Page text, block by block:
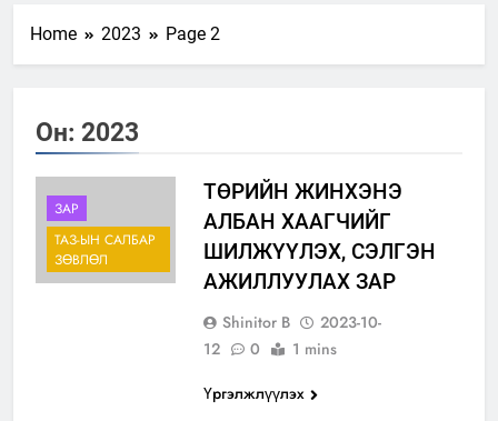
Home 2023 Page 2
Он: 2023
ЗАР
ТАЗ-ЫН САЛБАР
ЗӨВЛӨЛ
ТӨРИЙН ЖИНХЭНЭ
АЛБАН ХААГЧИЙГ
ШИЛЖҮҮЛЭХ, СЭЛГЭН
АЖИЛЛУУЛАХ ЗАР
Shinitor B
2023-10-
12
0
1 mins
Үргэлжлүүлэх